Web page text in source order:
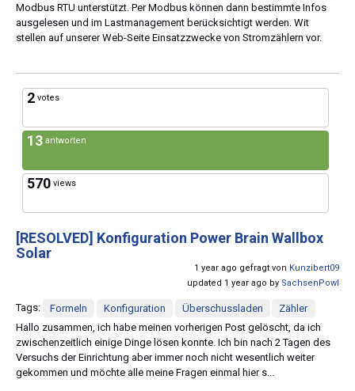
Modbus RTU unterstützt. Per Modbus können dann bestimmte Infos
ausgelesen und im Lastmanagement berücksichtigt werden. Wit
stellen auf unserer Web-Seite Einsatzzwecke von Stromzählern vor.
2 votes
13 antworten
570 views
[RESOLVED] Konfiguration Power Brain Wallbox
Solar
1 year ago gefragt von Kunzibert09
updated 1 year ago by SachsenPowl
Tags: Formeln Konfiguration Überschussladen
Zähler
Hallo zusammen, ich habe meinen vorherigen Post gelöscht, da ich
zwischenzeitlich einige Dinge lösen konnte. Ich bin nach 2 Tagen des
Versuchs der Einrichtung aber immer noch nicht wesentlich weiter
gekommen und möchte alle meine Fragen einmal hier s...